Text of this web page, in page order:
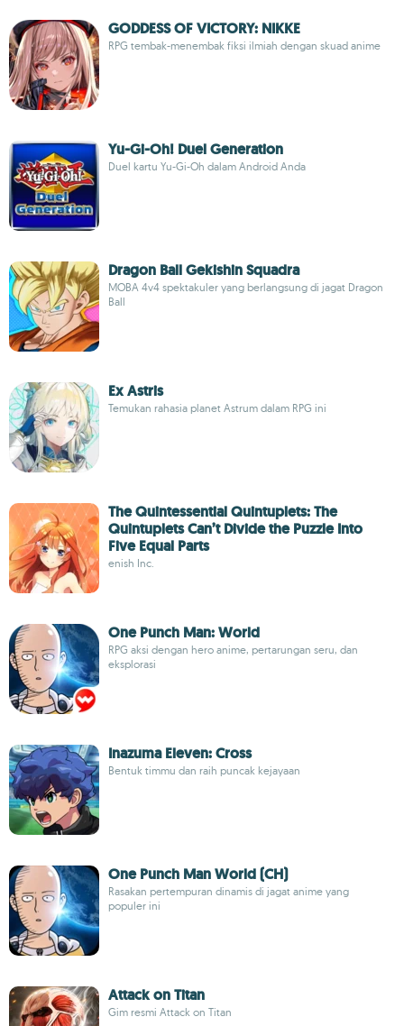
GODDESS OF VICTORY: NIKKE
RPG tembak-menembak fiksi ilmiah dengan skuad anime
Yu-Gi-Oh! Duel Generation
Duel kartu Yu-Gi-Oh dalam Android Anda
Dragon Ball Gekishin Squadra
MOBA 4v4 spektakuler yang berlangsung di jagat Dragon
Ball
Ex Astris
Temukan rahasia planet Astrum dalam RPG ini
The Quintessential Quintuplets: The
Quintuplets Can’t Divide the Puzzle Into
Five Equal Parts
enish Inc.
One Punch Man: World
RPG aksi dengan hero anime, pertarungan seru, dan
eksplorasi
Inazuma Eleven: Cross
Bentuk timmu dan raih puncak kejayaan
One Punch Man World (CH)
Rasakan pertempuran dinamis di jagat anime yang
populer ini
Attack on Titan
Gim resmi Attack on Titan